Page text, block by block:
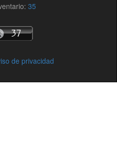
35
de privacidad